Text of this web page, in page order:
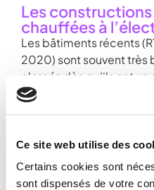
Ce site web utilise des
Certains cookies sont
sont dispensés de votre
Les
chauffées à
Les bâtiments récents
2020) sont souvent très
classés dès qu’ils ont
Avec la nouvelle méthode
combinaison
la classe
réel d’efficacité.